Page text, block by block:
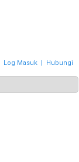
Log Masuk | Hubungi